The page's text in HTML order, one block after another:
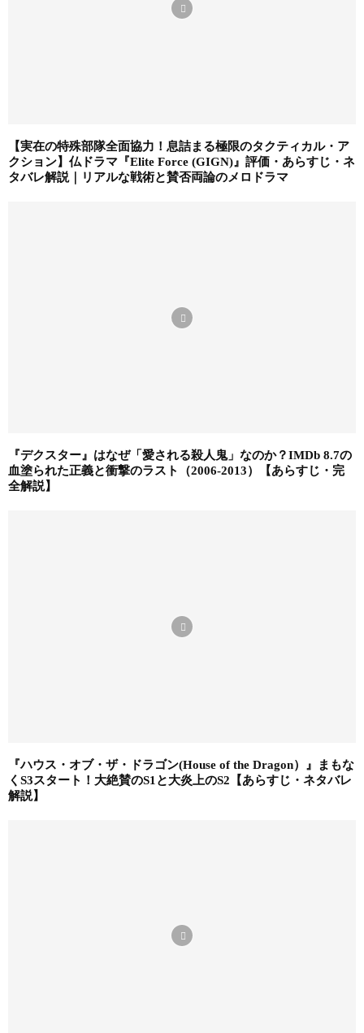
【実在の特殊部隊全面協力！息詰まる極限のタクティカル・ア
クション】仏ドラマ『Elite Force (GIGN)』評価・あらすじ・ネ
タバレ解説｜リアルな戦術と賛否両論のメロドラマ
『デクスター』はなぜ「愛される殺人鬼」なのか？IMDb 8.7の
血塗られた正義と衝撃のラスト（2006-2013）【あらすじ・完
全解説】
『ハウス・オブ・ザ・ドラゴン(House of the Dragon）』まもな
くS3スタート！大絶賛のS1と大炎上のS2【あらすじ・ネタバレ
解説】